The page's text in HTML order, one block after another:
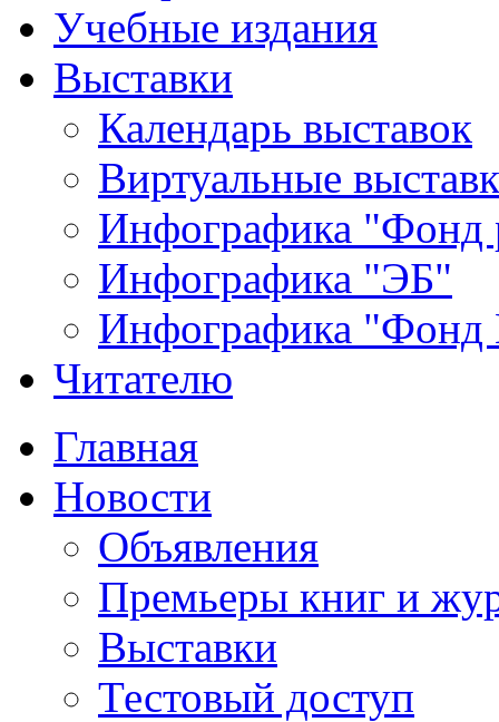
Учебные издания
Выставки
Календарь выставок
Виртуальные
Инфографика "Фонд
Инфографика "ЭБ"
Инфографика
Читателю
Главная
Новости
Объявления
Премьеры книг и
Выставки
Тестовый доступ